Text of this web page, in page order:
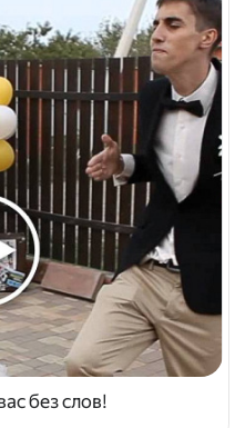
без слов!